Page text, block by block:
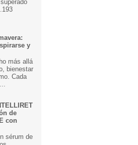
y
más allá
bienestar
Cada
de
con
sérum de